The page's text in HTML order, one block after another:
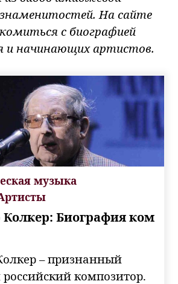
На сайте
с биографией
и начинающих артистов.
музыка
Биография ком
– признанный
российский композитор.